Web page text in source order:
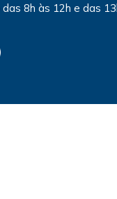
das 8h às 12h e das